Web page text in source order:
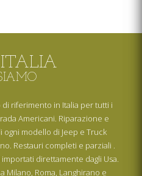
di riferimento in Italia per tutti i
Americani. Riparazione e
modello di Jeep e Truck
Restauri completi e parziali .
direttamente dagli Usa.
Milano, Roma, Langhirano e